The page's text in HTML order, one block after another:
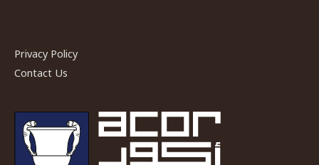
Privacy Policy
Contact Us